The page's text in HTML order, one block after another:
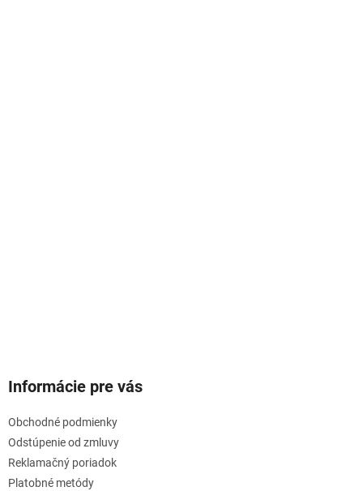
Informácie pre vás
Obchodné podmienky
Odstúpenie od zmluvy
Reklamačný poriadok
Platobné metódy